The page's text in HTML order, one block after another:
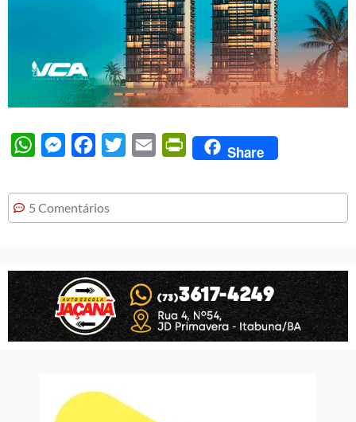
WhatsAppMessengerFacebook
Twitter Email PrintFriendly
Share
5 Comentários